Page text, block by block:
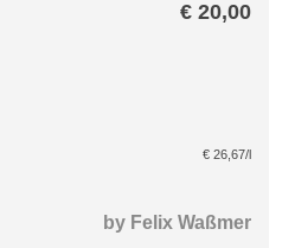
€ 20,00
€ 26,67/l
by Felix Waßmer